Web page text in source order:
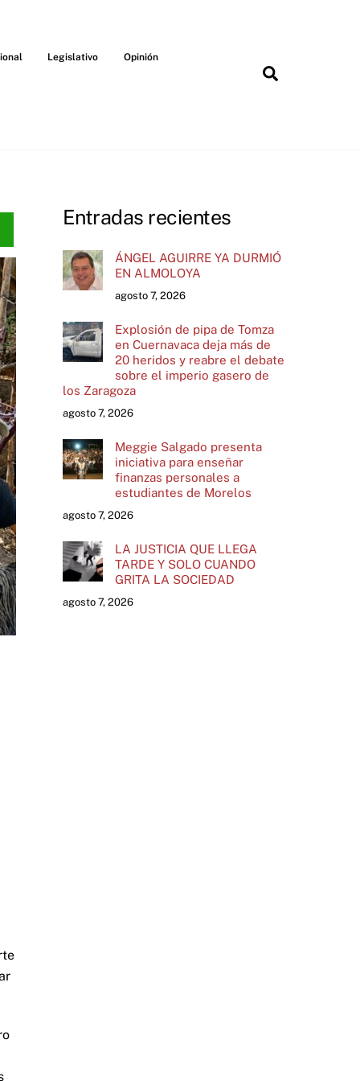
Legislativo Opinión
Entradas recientes
ÁNGEL AGUIRRE YA DURMIÓ
EN ALMOLOYA
agosto 7, 2026
Explosión de pipa de Tomza
en Cuernavaca deja más de
20 heridos y reabre el debate
sobre el imperio gasero de
los Zaragoza
agosto 7, 2026
Meggie Salgado presenta
iniciativa para enseñar
finanzas personales a
estudiantes de Morelos
agosto 7, 2026
LA JUSTICIA QUE LLEGA
TARDE Y SOLO CUANDO
GRITA LA SOCIEDAD
agosto 7, 2026